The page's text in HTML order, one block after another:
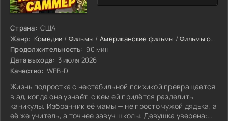
Страна: США
Жанр: Комедии / Фильмы /Американские фильмы /Фильмы онлайн
Продолжительность: 90 мин
Дата выхода: 3 июля 2026
Качество: WEB-DL
Жизнь подростка с нестабильной психикой превращается
в ад, когда она узнаёт, с кем ей придётся разделить
каникулы. Избранник её мамы — не просто чужой дядька, а
её же учитель, а точнее завуч школы. Девушка уверена: